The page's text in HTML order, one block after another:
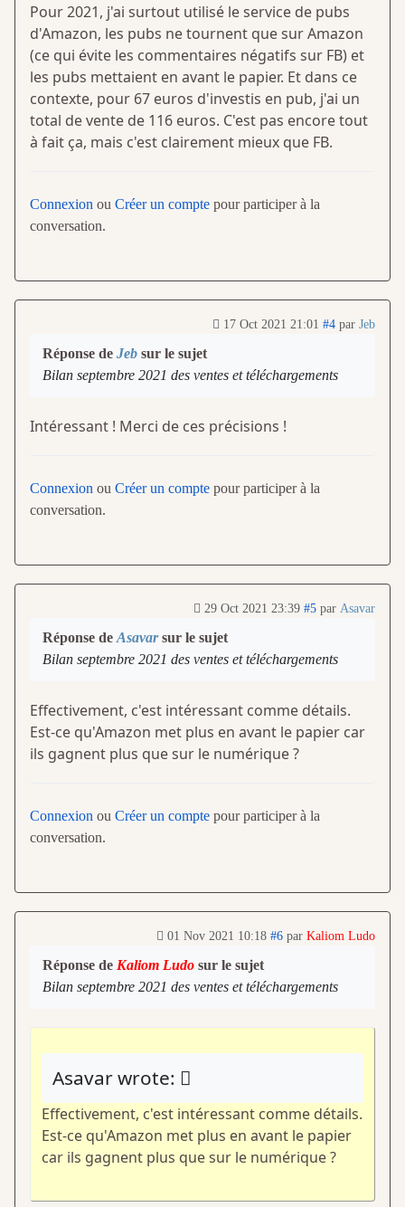
Pour 2021, j'ai surtout utilisé le service de pubs
d'Amazon, les pubs ne tournent que sur Amazon
(ce qui évite les commentaires négatifs sur FB) et
les pubs mettaient en avant le papier. Et dans ce
contexte, pour 67 euros d'investis en pub, j'ai un
total de vente de 116 euros. C'est pas encore tout
à fait ça, mais c'est clairement mieux que FB.
Connexion ou Créer un compte pour participer à la
conversation.
17 Oct 2021 21:01 #4 par Jeb
Réponse de Jeb sur le sujet
Bilan septembre 2021 des ventes et téléchargements
Intéressant ! Merci de ces précisions !
Connexion ou Créer un compte pour participer à la
conversation.
29 Oct 2021 23:39 #5 par Asavar
Réponse de Asavarsur le sujet
Bilan septembre 2021 des ventes et téléchargements
Effectivement, c'est intéressant comme détails.
Est-ce qu'Amazon met plus en avant le papier car
ils gagnent plus que sur le numérique ?
Connexion ou Créer un compte pour participer à la
conversation.
01 Nov 2021 10:18 #6 par Kaliom Ludo
Réponse de Kaliom Ludo sur le sujet
Bilan septembre 2021 des ventes et téléchargements
Asavar wrote:
Effectivement, c'est intéressant comme détails.
Est-ce qu'Amazon met plus en avant le papier
car ils gagnent plus que sur le numérique ?